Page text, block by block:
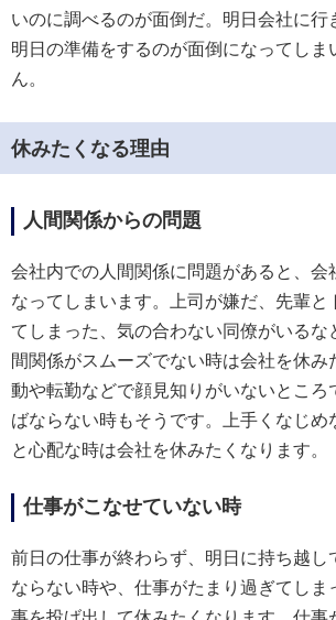
いのに調べるのが面倒だ。明日会社に行
明日の準備をするのが面倒になってしま
ん。
休みたくなる理由
人間関係からの問題
会社内での人間関係に問題があると、会
なってしまいます。上司が嫌だ、先輩と
てしまった、気の合わない同僚がいるな
間関係がスムーズでない時は会社を休み
動や転勤などで顔見知りがいないところ
ばならない時もそうです。上手くなじめ
と心配な時は会社を休みたくなります。
仕事がこなせていない時
前日の仕事が終わらず、明日に持ち越し
ならない時や、仕事がたまり過ぎてしま